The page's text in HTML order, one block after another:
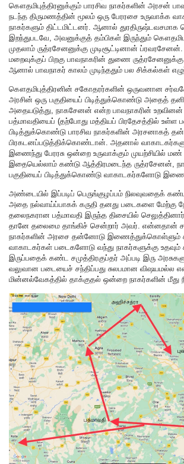
கௌதமிபுத்திரனுக்கும் பாரசிவ நாகர்களின் அரசன்
நடந்த திருமணத்தின் மூலம் ஒரு பேரரசை உருவாக்க
நாகர்களும் திட்டமிட்டனர். ஆனால் துரதிருஷ்டவசமாக
இறந்துபடவே, அவனுக்குத் தம்பிகள் இருந்தும்
முதலாம் ருத்ரசேனனுக்கு முடிசூட்டினான்
மறைவுக்குப் பிறகு பாவநாகரின் துணை
ஆனால் பாவநாகர் காலம் முடிந்ததும் பல சிக்கல்கள்
கௌதமிபுத்திரனின் சகோதரர்களின் ஒருவனான
அரசின் ஒரு பகுதியைப் பிடித்துக்கொண்டு அதைத்
அதையடுத்து, நாகசேனன் என்ற பாவநாகரின் உறவினன்
பத்மாவதியைப் (தற்போது மத்தியப் பிரதேசத்தில்
பிடித்துக்கொண்டு பாரசிவ நாகர்களின் அரசனாகத்
பிரகடனப்படுத்திக்கொண்டான். அதனால்
இணைந்து பேரரசு ஒன்றை உருவாக்கும் முயற்சியில் மண்
இதையெல்லாம் கண்டு ஆத்திரமடைந்த ருத்ரசேனன்,
பகுதியைப் பிடித்துக்கொண்டு வாகாடகர்களோடு
அண்டையில் இப்படிப் பெருங்குழப்பம் நிலவுவதைக் கண்ட
அதை நல்வாய்ப்பாகக் கருதி தனது படைகளை மேற்கு
தலைநகரான பத்மாவதி இருந்த திசையில்
தானே தலைமை தாங்கிச் சென்றார் அவர். என்னதான்
நாகர்களின் அரசை தன்னோடு இணைத்துக்கொள்ளும்
வாகாடகர்கள் படைகளோடு வந்து நாகர்களுக்கு உதவும்
இருப்பதைக் கண்ட சமுத்திரகுப்தர் அப்படி இரு
வலுவான படையைச் சந்திப்பது சுலபமான
மின்னல்வேகத்தில் தாக்குதல் ஒன்றை நாகர்களின் மீது